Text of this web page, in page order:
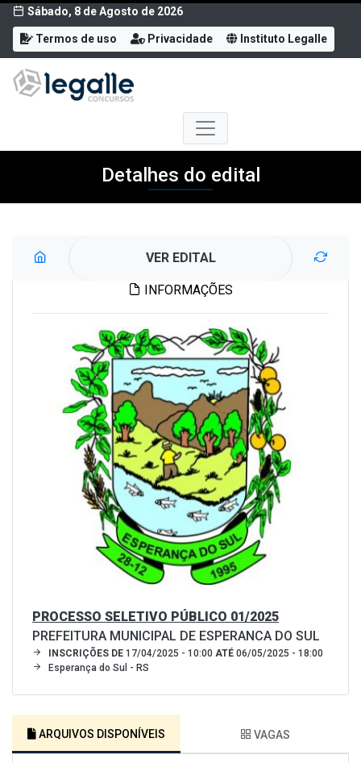
Sábado, 8 de Agosto de 2026
Termos de uso Privacidade Instituto Legalle
Detalhes do edital
VER EDITAL
INFORMAÇÕES
PROCESSO SELETIVO PÚBLICO 01/2025
PREFEITURA MUNICIPAL DE ESPERANCA DO SUL
INSCRIÇÕES DE 17/04/2025 - 10:00 ATÉ 06/05/2025 - 18:00
Esperança do Sul - RS
ARQUIVOS DISPONÍVEIS VAGAS